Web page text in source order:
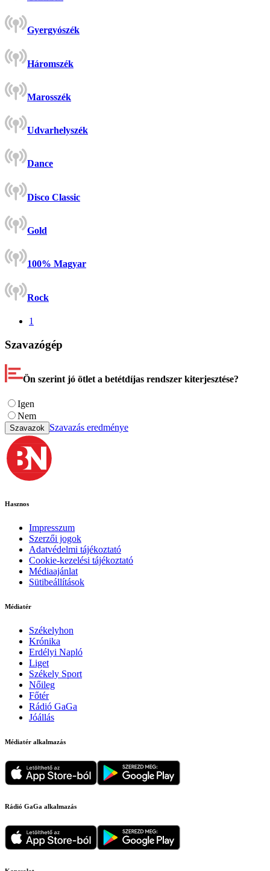
Gyergyószék
Háromszék
Marosszék
Udvarhelyszék
Dance
Disco Classic
Gold
100% Magyar
Rock
1
Szavazógép
Ön szerint jó ötlet a betétdíjas rendszer kiterjesztése?
Igen
Nem
Szavazok Szavazás eredménye
Hasznos
Impresszum
Szerzői jogok
Adatvédelmi tájékoztató
Cookie-kezelési tájékoztató
Médiaajánlat
Sütibeállítások
Médiatér
Székelyhon
Krónika
Erdélyi Napló
Liget
Székely Sport
Nőileg
Főtér
Rádió GaGa
Jóállás
Médiatér alkalmazás
Rádió GaGa alkalmazás